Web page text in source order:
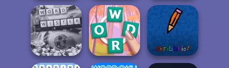
Word Game Mini Crossword Word Detector